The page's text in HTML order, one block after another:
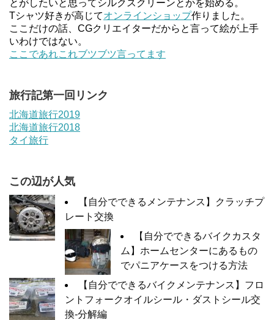
とがしたいと思ってシルクスクリーンとかを始める。
Tシャツ好きが高じてオンラインショップ作りました。
ここだけの話、CGクリエイターだからと言って絵が上手
いわけではない。
ここであれこれブツブツ言ってます
旅行記第一回リンク
北海道旅行2019
北海道旅行2018
タイ旅行
この辺が人気
【自分でできるメンテナンス】クラッチプ
レート交換
【自分でできるバイクカスタ
ム】ホームセンターにあるもの
でパニアケースをつける方法
【自分でできるバイクメンテナンス】フロ
ントフォークオイルシール・ダストシール交
換-分解編